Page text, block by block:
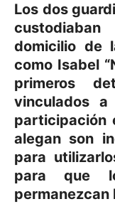
Los dos
domicilio de
como Isabel
primeros
vinculados
participación
alegan son
para
para que
permanezcan